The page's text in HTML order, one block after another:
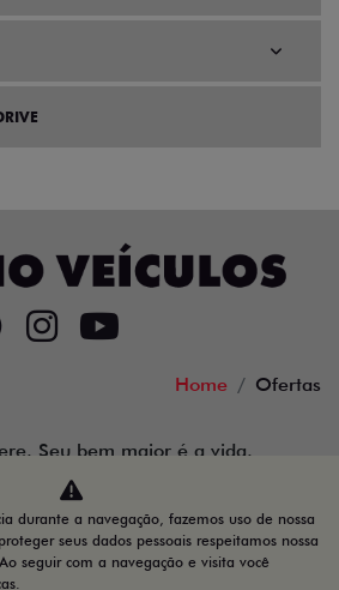
Home Ofertas
Seu bem maior é a vida.
durante a navegação, fazemos uso de nossa
seus dados pessoais respeitamos nossa
seguir com a navegação e visita você